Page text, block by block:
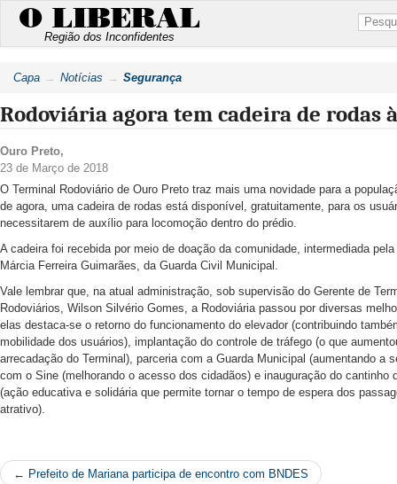
O LIBERAL
Região dos Inconfidentes
Capa Notícias Segurança
Rodoviária agora tem cadeira de rodas
Ouro Preto,
23 de Março de 2018
O Terminal Rodoviário de Ouro Preto traz mais uma novidade para a
de agora, uma cadeira de rodas está disponível, gratuitamente, para os
necessitarem de auxílio para locomoção dentro do prédio.
A cadeira foi recebida por meio de doação da comunidade, intermediada pela
Márcia Ferreira Guimarães, da Guarda Civil Municipal.
Vale lembrar que, na atual administração, sob supervisão do Gerente de
Rodoviários, Wilson Silvério Gomes, a Rodoviária passou por diversas
elas destaca-se o retorno do funcionamento do elevador (contribuindo
mobilidade dos usuários), implantação do controle de tráfego (o que
arrecadação do Terminal), parceria com a Guarda Municipal (aumentando a
com o Sine (melhorando o acesso dos cidadãos) e inauguração do cantinho
(ação educativa e solidária que permite tornar o tempo de espera dos
atrativo).
← Prefeito de Mariana participa de encontro com BNDES